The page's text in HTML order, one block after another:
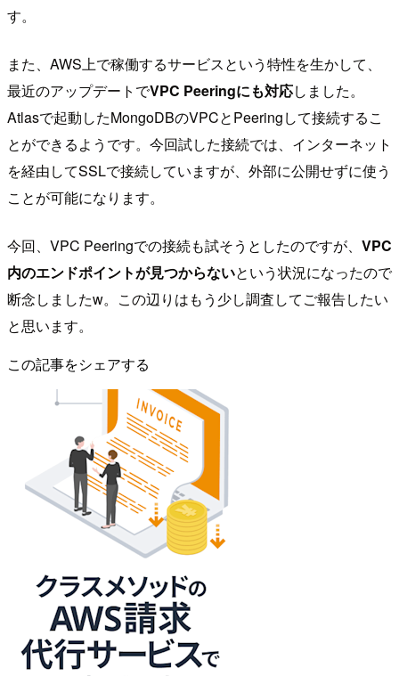
す。
また、AWS上で稼働するサービスという特性を生かして、
最近のアップデートでVPC Peeringにも対応しました。
Atlasで起動したMongoDBのVPCとPeeringして接続するこ
とができるようです。今回試した接続では、インターネット
を経由してSSLで接続していますが、外部に公開せずに使う
ことが可能になります。
今回、VPC Peeringでの接続も試そうとしたのですが、 VPC
内のエンドポイントが見つからないという状況になったので
断念しましたw。この辺りはもう少し調査してご報告したい
と思います。
この記事をシェアする